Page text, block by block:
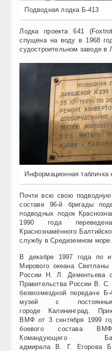
Подводная лодка Б-413
Лодка проекта 641
спущена на воду в 1968
судостроительном заводе в
Информационная табличка
Почти всю свою
составе 96-й бригады
подводных лодок
1990 года
Краснознамённого
службу в Средиземном море.
В декабре 1997 года по
Мирового океана Светланы
России Н. Л. Дементьева
Правительства России В.
безвозмездной передаче
музей с
городе Калининград.
ВМФ от 3 сентября 1999
боевого состава
Командующего
адмирала В. Г. Егорова Б-